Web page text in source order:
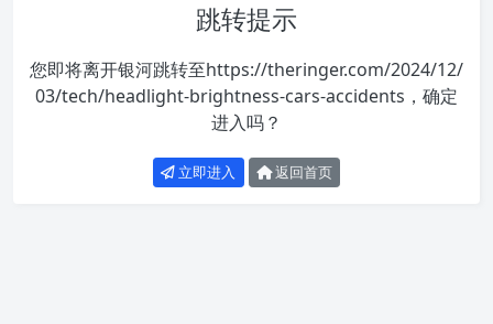
跳转提示
您即将离开银河跳转至https://theringer.com/2024/12/
03/tech/headlight-brightness-cars-accidents ，确定
进入吗？
立即进入 返回首页